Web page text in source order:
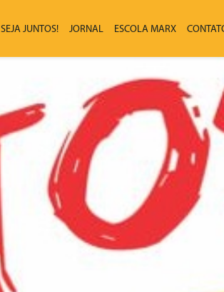
SEJA JUNTOS! JORNAL ESCOLA MARX